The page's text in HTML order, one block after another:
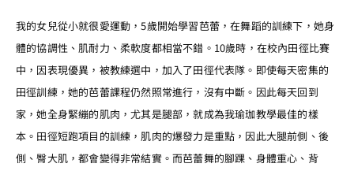
我的女兒從小就很愛運動，5歲開始學習芭蕾，在舞蹈的訓練下，她身
體的協調性、肌耐力、柔軟度都相當不錯。10歲時，在校內田徑比賽
中，因表現優異，被教練選中，加入了田徑代表隊。即使每天密集的
田徑訓練，她的芭蕾課程仍然照常進行，沒有中斷。因此每天回到
家，她全身緊繃的肌肉，尤其是腿部，就成為我瑜珈教學最佳的樣
本。田徑短跑項目的訓練，肌肉的爆發力是重點，因此大腿前側、後
側、臀大肌，都會變得非常結實。而芭蕾舞的腳踝、身體重心、背